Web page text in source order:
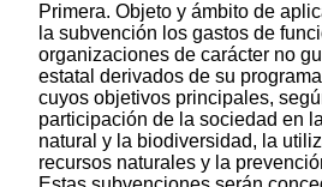
Primera. Objeto y ámbito de
la subvención los gastos de
organizaciones de carácter no
estatal derivados de su
cuyos objetivos principales,
participación de la sociedad en
natural y la biodiversidad, la
recursos naturales y la